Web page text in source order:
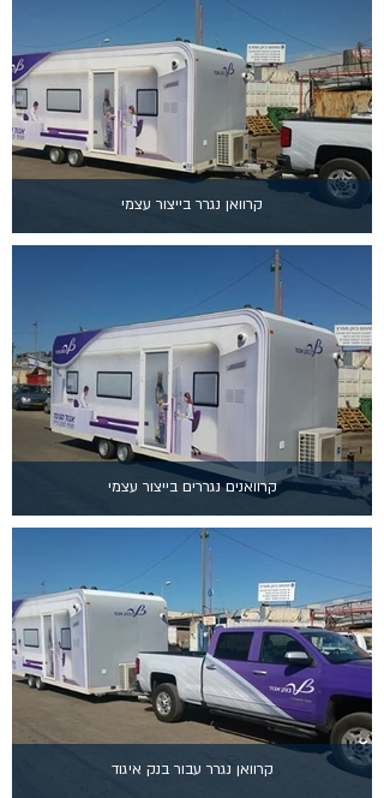
קרוואן נגרר בייצור עצמי
קרוואנים נגררים בייצור עצמי
קרוואן נגרר עבור בנק איגוד